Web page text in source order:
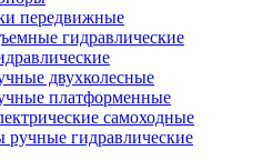
передвижные
гидравлические
двухколесные
платформенные
самоходные
ручные гидравлические